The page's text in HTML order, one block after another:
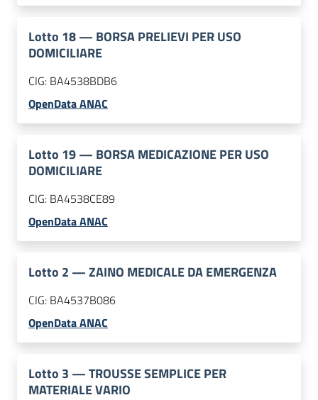
Lotto 18— BORSA PRELIEVI PER USO
DOMICILIARE
CIG: BA4538BDB6
OpenData ANAC
Lotto 19— BORSA MEDICAZIONE PER USO
DOMICILIARE
CIG: BA4538CE89
OpenData ANAC
Lotto 2 —ZAINO MEDICALE DA EMERGENZA
CIG: BA4537B086
OpenData ANAC
Lotto 3 —TROUSSE SEMPLICE PER
MATERIALE VARIO